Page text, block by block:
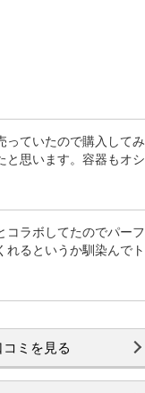
っていたので購入してみ
と思います。容器もオシ
コラボしてたのでパーフ
れるというか馴染んでト
ミを見る